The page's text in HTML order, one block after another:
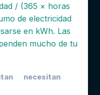
/ (365 × horas
de electricidad
en kWh. Las
mucho de tu
necesitan